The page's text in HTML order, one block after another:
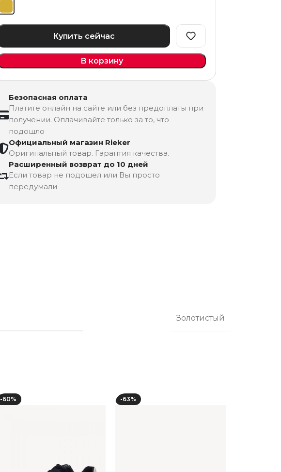
В корзину
Купить сейчас
Безопасная оплата
Платите онлайн на сайте или без предоплаты при
получении. Оплачивайте только за то, что
подошло
Официальный магазин Rieker
Оригинальный товар. Гарантия качества.
Расширенный возврат до 10 дней
Если товар не подошел или Вы просто
передумали
Золотистый
-60% -63%